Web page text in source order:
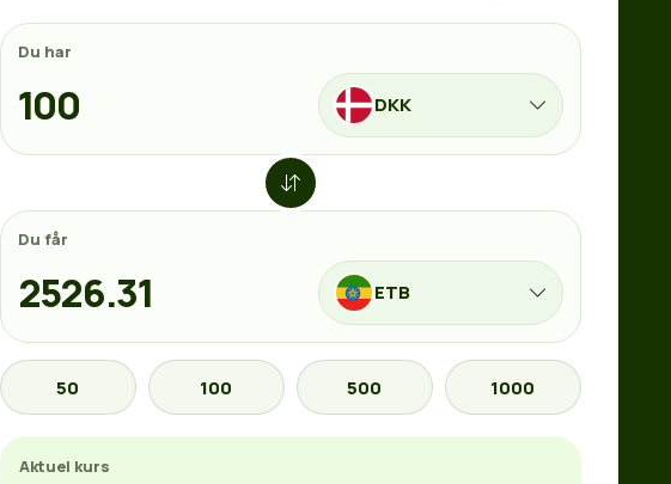
Du har
DKK
Du får
ETB
50 100 500 1000
Aktuel kurs